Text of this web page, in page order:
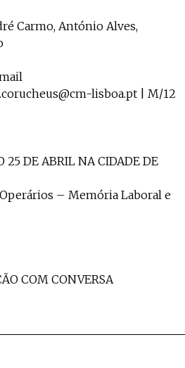
Carmo, António Alves,
lisboa.pt | M/12
25 DE ABRIL NA CIDADE DE
– Memória Laboral e
COM CONVERSA